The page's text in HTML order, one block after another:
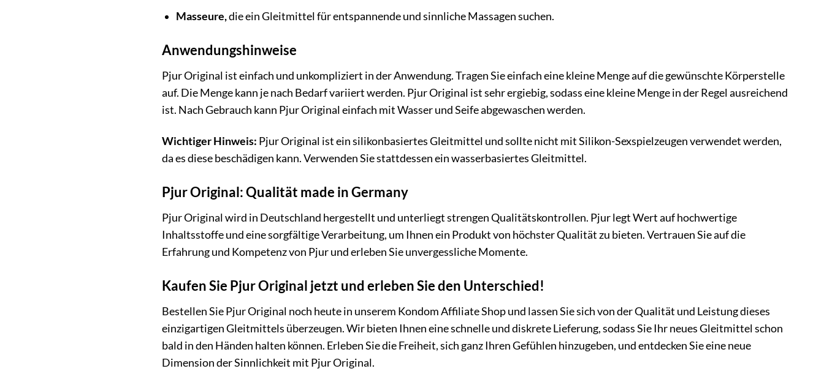
Masseure,die ein Gleitmittel für entspannende und sinnliche Massagen suchen.
Anwendungshinweise
Pjur Original ist einfach und unkompliziert in der Anwendung. Tragen Sie einfach eine kleine Menge auf die gewünschte Körperstelle
auf. Die Menge kann je nach Bedarf variiert werden. Pjur Original ist sehr ergiebig, sodass eine kleine Menge in der Regel ausreichend
ist. Nach Gebrauch kann Pjur Original einfach mit Wasser und Seife abgewaschen werden.
Wichtiger Hinweis: Pjur Original ist ein silikonbasiertes Gleitmittel und sollte nicht mit Silikon-Sexspielzeugen verwendet werden,
da es diese beschädigen kann. Verwenden Sie stattdessen ein wasserbasiertes Gleitmittel.
Pjur Original: Qualität made in Germany
Pjur Original wird in Deutschland hergestellt und unterliegt strengen Qualitätskontrollen. Pjur legt Wert auf hochwertige
Inhaltsstoffe und eine sorgfältige Verarbeitung, um Ihnen ein Produkt von höchster Qualität zu bieten. Vertrauen Sie auf die
Erfahrung und Kompetenz von Pjur und erleben Sie unvergessliche Momente.
Kaufen Sie Pjur Original jetzt und erleben Sie den Unterschied!
Bestellen Sie Pjur Original noch heute in unserem Kondom Affiliate Shop und lassen Sie sich von der Qualität und Leistung dieses
einzigartigen Gleitmittels überzeugen. Wir bieten Ihnen eine schnelle und diskrete Lieferung, sodass Sie Ihr neues Gleitmittel schon
bald in den Händen halten können. Erleben Sie die Freiheit, sich ganz Ihren Gefühlen hinzugeben, und entdecken Sie eine neue
Dimension der Sinnlichkeit mit Pjur Original.